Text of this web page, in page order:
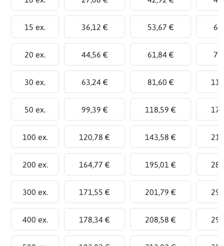
15 ex. 36,12 € 53,67 €
20 ex. 44,56 € 61,84 €
30 ex. 63,24 € 81,60 €
50 ex. 99,39 € 118,59 €
100 ex. 120,78 € 143,58 €
200 ex. 164,77 € 195,01 €
300 ex. 171,55 € 201,79 €
400 ex. 178,34 € 208,58 €